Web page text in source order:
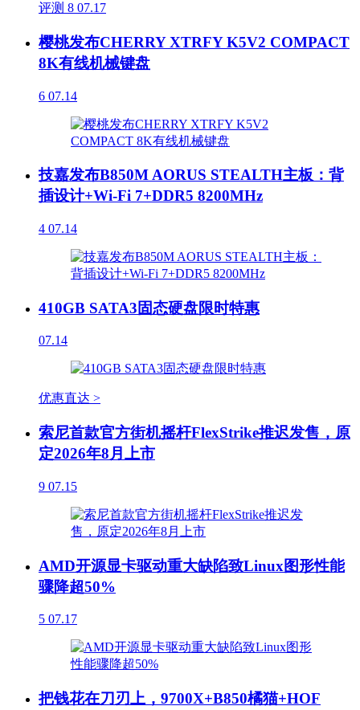
评测 8 07.17
樱桃发布CHERRY XTRFY K5V2 COMPACT
8K有线机械键盘
6 07.14
技嘉发布B850M AORUS STEALTH主板：背
插设计+Wi-Fi 7+DDR5 8200MHz
4 07.14
410GB SATA3固态硬盘限时特惠
07.14
优惠直达 >
索尼首款官方街机摇杆FlexStrike推迟发售，原
定2026年8月上市
9 07.15
AMD开源显卡驱动重大缺陷致Linux图形性能
骤降超50%
5 07.17
把钱花在刀刃上，9700X+B850橘猫+HOF